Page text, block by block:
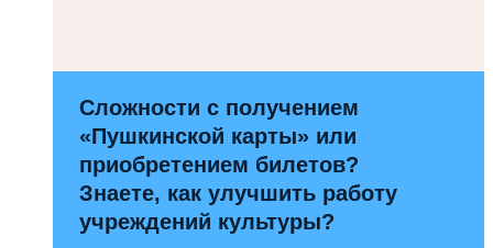
Сложности с получением
«Пушкинской карты» или
приобретением билетов?
Знаете, как улучшить работу
учреждений культуры?